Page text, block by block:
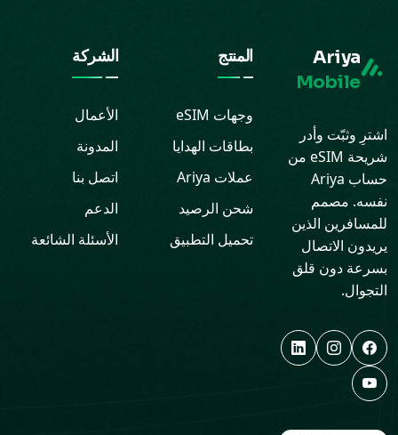
Ariya
Mobile
اشترِ وثبّت وأدر
شريحة eSIM من
حساب Ariya
نفسه. مصمم
للمسافرين الذين
يريدون الاتصال
بسرعة دون قلق
التجوال.
المنتج
وجهات eSIM
بطاقات الهدايا
عملات Ariya
شحن الرصيد
تحميل التطبيق
الشركة
الأعمال
المدونة
اتصل بنا
الدعم
الأسئلة الشائعة